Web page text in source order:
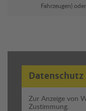
Fahrzeugen)
Datenschutz
Zur Anzeige von
Zustimmung.